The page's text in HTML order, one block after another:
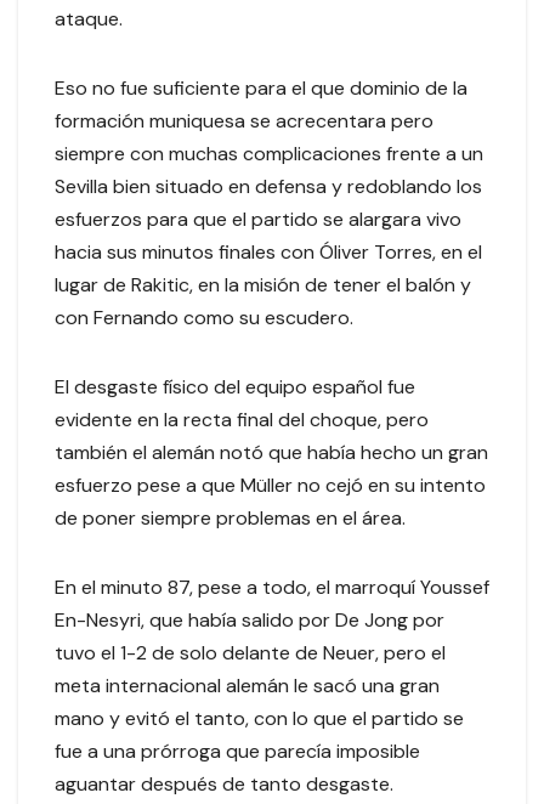
ataque.
Eso no fue suficiente para el que dominio de la
formación muniquesa se acrecentara pero
siempre con muchas complicaciones frente a un
Sevilla bien situado en defensa y redoblando los
esfuerzos para que el partido se alargara vivo
hacia sus minutos finales con Óliver Torres, en el
lugar de Rakitic, en la misión de tener el balón y
con Fernando como su escudero.
El desgaste físico del equipo español fue
evidente en la recta final del choque, pero
también el alemán notó que había hecho un gran
esfuerzo pese a que Müller no cejó en su intento
de poner siempre problemas en el área.
En el minuto 87, pese a todo, el marroquí Youssef
En-Nesyri, que había salido por De Jong por
tuvo el 1-2 de solo delante de Neuer, pero el
meta internacional alemán le sacó una gran
mano y evitó el tanto, con lo que el partido se
fue a una prórroga que parecía imposible
aguantar después de tanto desgaste.